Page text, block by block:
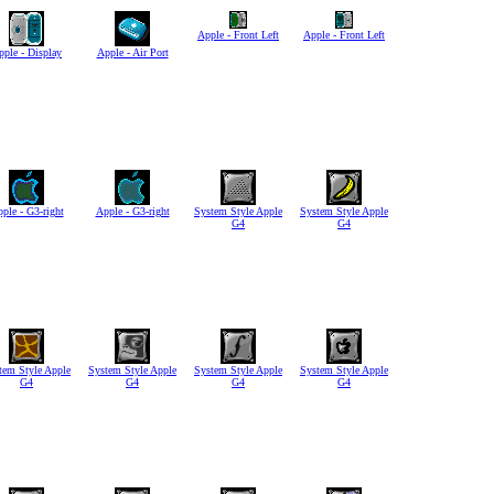
- Display Apple - Air Port
Apple - Front Left Apple - Front Left
- G3-right Apple - G3-right
System Style Apple
G4
System Style Apple
G4
Style Apple
G4
System Style Apple
G4
System Style Apple
G4
System Style Apple
G4